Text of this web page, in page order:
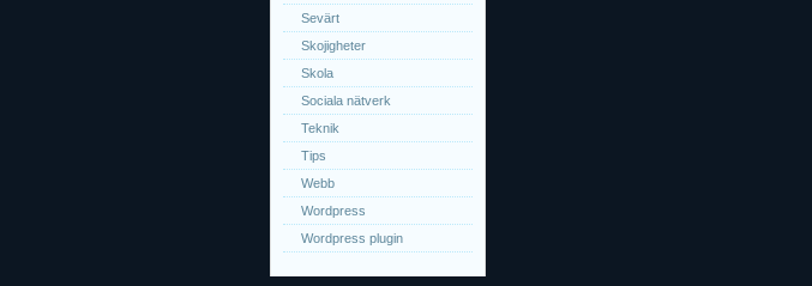
Sevärt
Skojigheter
Skola
Sociala nätverk
Teknik
Tips
Webb
Wordpress
Wordpress plugin